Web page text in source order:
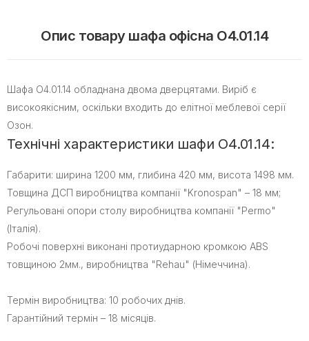
Опис товару шафа офісна O4.01.14
Шафа O4.01.14 обладнана двома дверцятами. Виріб є
високоякісним, оскільки входить до елітної меблевої серії
Озон.
Технічні характеристики шафи O4.01.14:
Габарити: ширина 1200 мм, глибина 420 мм, висота 1498 мм.
Товщина ДСП виробництва компанії "Kronospan" – 18 мм;
Регульовані опори столу виробництва компанії "Permo"
(Італія).
Робочі поверхні виконані протиударною кромкою ABS
товщиною 2мм., виробництва "Rehau" (Німеччина).
Термін виробництва: 10 робочих днів.
Гарантійний термін – 18 місяців.